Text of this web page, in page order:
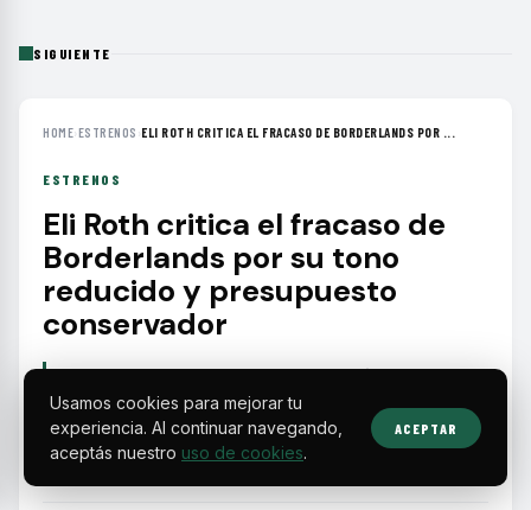
SIGUIENTE
HOME›ESTRENOS ›ELI ROTH CRITICA EL FRACASO DE BORDERLANDS POR ...
ESTRENOS
Eli Roth critica el fracaso de
Borderlands por su tono
reducido y presupuesto
conservador
El director de Borderlands explicó que la
película perdió esencia al limitar la violencia
para alcanzar un público más amplio, lo que
alejó a los fans del videojuego.
Usamos cookies para mejorar tu
experiencia. Al continuar navegando,
aceptás nuestro uso de cookies.
ACEPTAR